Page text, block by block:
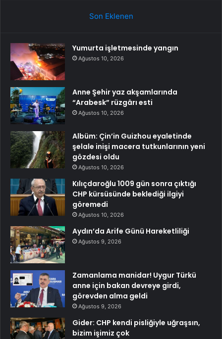
Son Eklenen
Yumurta işletmesinde yangın
Ağustos 10, 2026
Anne Şehir yaz akşamlarında
“Arabesk” rüzgârı esti
Ağustos 10, 2026
Albüm: Çin’in Guizhou eyaletinde
şelale inişi macera tutkunlarının yeni
gözdesi oldu
Ağustos 10, 2026
Kılıçdaroğlu 1009 gün sonra çıktığı
CHP kürsüsünde beklediği ilgiyi
göremedi
Ağustos 10, 2026
Aydın’da Arife Günü Hareketliliği
Ağustos 9, 2026
Zamanlama manidar! Uygur Türkü
anne için bakan devreye girdi,
görevden alma geldi
Ağustos 9, 2026
Gider: CHP kendi pisliğiyle uğraşsın,
bizim işimiz çok